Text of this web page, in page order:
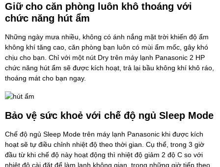
Giữ cho căn phòng luôn khô thoáng với
chức năng hút ẩm
Những ngày mưa nhiều, không có ánh nắng mặt trời khiến độ ẩm
không khí tăng cao, căn phòng bạn luôn có mùi ẩm mốc, gây khó
chịu cho bạn. Chỉ với một nút Dry trên máy lạnh Panasonic 2 HP
chức năng hút ẩm sẽ được kích hoạt, trả lại bầu không khí khô ráo,
thoáng mát cho bạn ngay.
Bảo vệ sức khoẻ với chế độ ngủ Sleep Mode
Chế độ ngủ Sleep Mode trên máy lạnh Panasonic khi được kích
hoạt sẽ tự điều chỉnh nhiệt độ theo thời gian. Cụ thể, trong 3 giờ
đầu từ khi chế độ này hoạt động thì nhiệt độ giảm 2 độ C so với
nhiệt độ cài đặt để làm lạnh không gian, trong những giờ tiếp theo